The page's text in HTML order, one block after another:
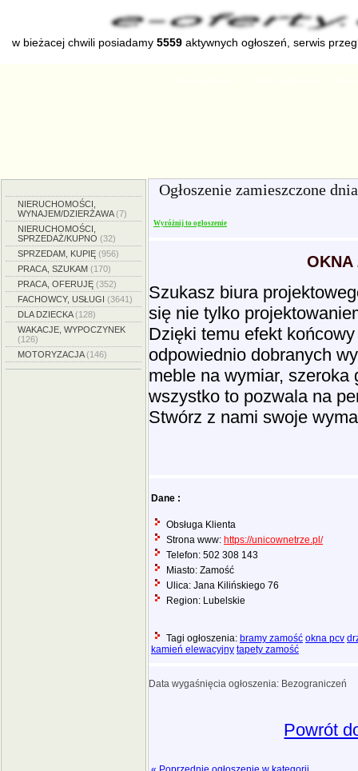
w bieżacej chwili posiadamy5559 aktywnych ogłoszeń, serwis
NIERUCHOMOŚCI,
WYNAJEM/DZIERŻAWA(7)
NIERUCHOMOŚCI,
SPRZEDAŻ/KUPNO (32)
SPRZEDAM, KUPIĘ (956)
PRACA, SZUKAM (170)
PRACA, OFERUJĘ (352)
FACHOWCY, USŁUGI (3641)
DLA DZIECKA(128)
WAKACJE, WYPOCZYNEK
(126)
MOTORYZACJA(146)
Ogłoszenie zamieszczone
Wyróżnij to ogłoszenie
OKNA
Szukasz biura
się nie tylko
Dzięki temu efekt
odpowiednio dobranych
meble na wymiar,
wszystko to pozwala na
Stwórz z nami swoje
Dane :
Obsługa Klienta
Strona www: https://unicownetrze.pl/
Telefon: 502 308 143
Miasto: Zamość
Ulica: Jana Kilińskiego 76
Region: Lubelskie
Tagi ogłoszenia: bramy zamość okna pcv
kamień elewacyjny tapety zamość
Data wygaśnięcia ogłoszenia: Bezograniczeń
Powrót